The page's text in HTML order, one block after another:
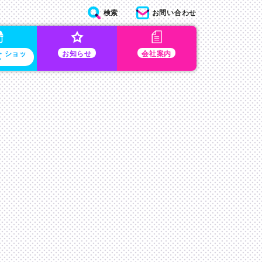
ショッ お知らせ 会社案内
検索 お問い合わせ